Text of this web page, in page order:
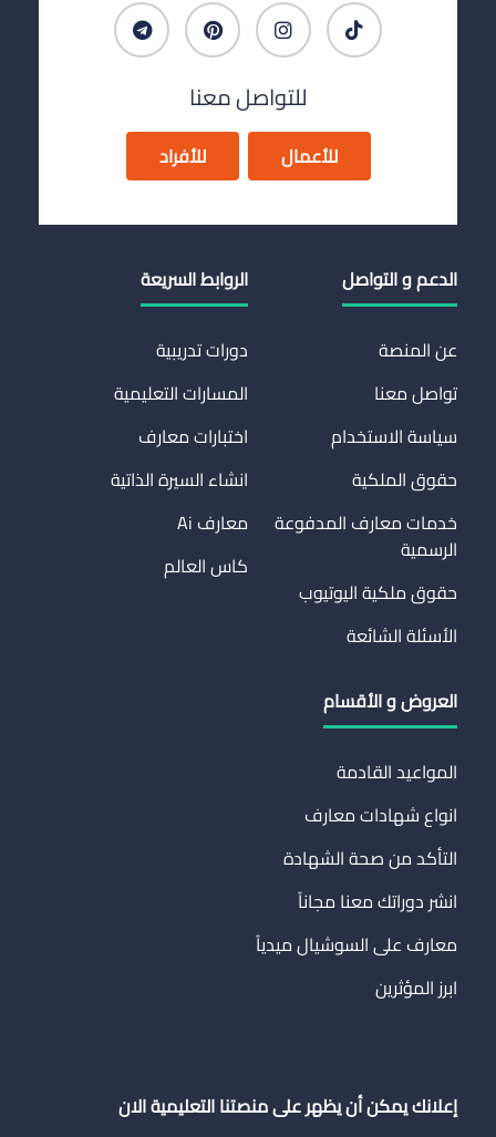
للتواصل معنا
للأعمال للأفراد
الدعم و التواصل
عن المنصة
تواصل معنا
سياسة الاستخدام
حقوق الملكية
خدمات معارف المدفوعة
الرسمية
حقوق ملكية اليوتيوب
الأسئلة الشائعة
الروابط السريعة
دورات تدريبية
المسارات التعليمية
اختبارات معارف
انشاء السيرة الذاتية
معارف Ai
كاس العالم
العروض و الأقسام
المواعيد القادمة
انواع شهادات معارف
التأكد من صحة الشهادة
انشر دوراتك معنا مجاناً
معارف على السوشيال ميدياً
ابرز المؤثرين
إعلانك يمكن أن يظهر على منصتنا التعليمية الان